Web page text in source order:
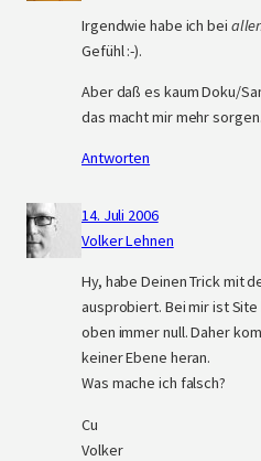
Irgendwie habe ich bei
Gefühl :-).
Aber daß es kaum Doku/
das macht mir mehr sorgen.
Antworten
14. Juli 2006
Volker Lehnen
Hy, habe Deinen Trick mit
ausprobiert. Bei mir ist
oben immer null. Daher
keiner Ebene heran.
Was mache ich falsch?
Cu
Volker